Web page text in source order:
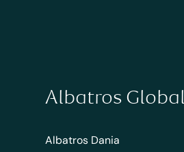
Albatros Global
Albatros Dania